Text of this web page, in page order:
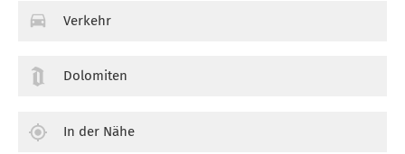
Verkehr
Dolomiten
In der Nähe